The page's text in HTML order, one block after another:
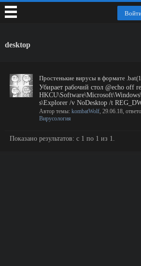
desktop
Простенькие вирусы в формате
Убирает рабочий стол @echo off
s\Explorer /v NoDesktop /t
Автор темы: kombatWolf, 29.06.18,
Вирусология
Показано результатов: с 1 по 1 из 1.